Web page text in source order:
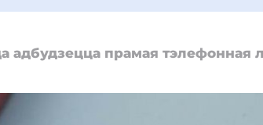
адбудзецца прамая тэлефонная